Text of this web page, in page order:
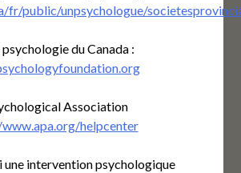
fr/public/unpsychologue/
du Canada :
Association
helpcenter
une intervention psychologique